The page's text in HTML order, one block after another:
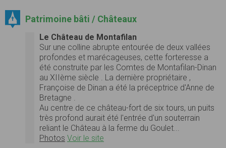
Patrimoine bâti / Châteaux
Le Château de Montafilan
Sur une colline abrupte entourée de deux vallées
profondes et marécageuses, cette forteresse a
été construite par les Comtes de Montafilan-Dinan
au XIIème siècle . La dernière propriétaire ,
Françoise de Dinan a été la préceptrice d'Anne de
Bretagne .
Au centre de ce château-fort de six tours, un puits
très profond aurait été l'entrée d'un souterrain
reliant le Château à la ferme du Goulet...
Photos Voir le site